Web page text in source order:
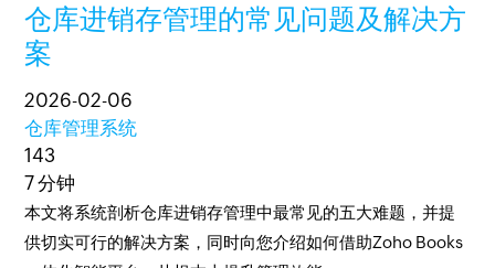
仓库进销存管理的常见问题及解决方
案
2026-02-06
仓库管理系统
143
7 分钟
本文将系统剖析仓库进销存管理中最常见的五大难题，并提
供切实可行的解决方案，同时向您介绍如何借助Zoho Books